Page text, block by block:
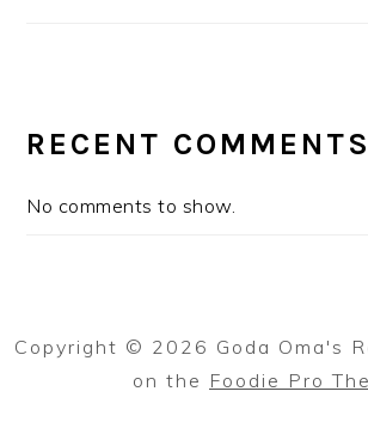
RECENT COMMENTS
No comments to show.
Copyright © 2026 Goda Oma's
on the Foodie Pro